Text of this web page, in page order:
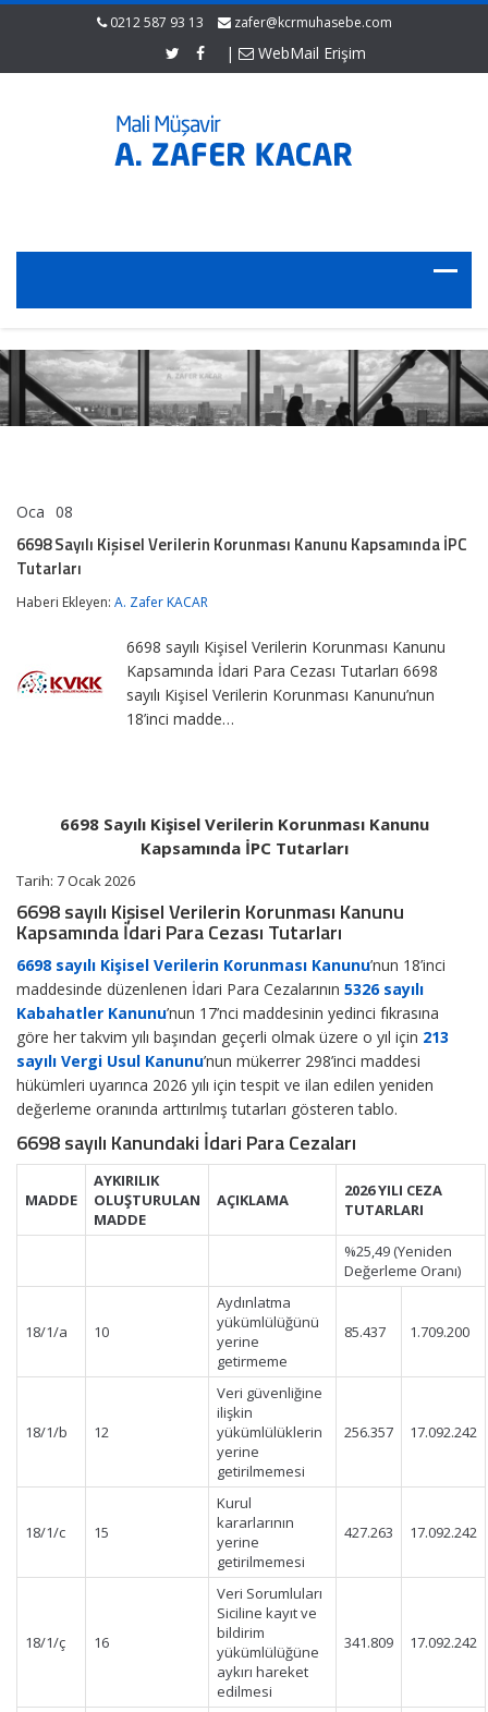
0212 587 93 13 zafer@kcrmuhasebe.com
| WebMail Erişim
Oca 08
Kişisel
Kanunu
için
6698 Sayılı Kişisel Verilerin Korunması Kanunu Kapsamında İPC
Tutarları
Haberi Ekleyen: A. Zafer KACAR
6698 sayılı Kişisel Verilerin Korunması Kanunu
Kapsamında İdari Para Cezası Tutarları 6698
sayılı Kişisel Verilerin Korunması Kanunu’nun
18’inci madde…
6698 Sayılı Kişisel Verilerin Korunması Kanunu
Kapsamında İPC Tutarları
Tarih: 7 Ocak 2026
6698 sayılı Kişisel Verilerin Korunması Kanunu
Kapsamında İdari Para Cezası Tutarları
6698 sayılı Kişisel Verilerin Korunması Kanunu’nun 18’inci
maddesinde düzenlenen İdari Para Cezalarının 5326 sayılı
Kabahatler Kanunu’nun 17’nci maddesinin yedinci fıkrasına
göre her takvim yılı başından geçerli olmak üzere o yıl için 213
sayılı Vergi Usul Kanunu’nun mükerrer 298’inci maddesi
hükümleri uyarınca 2026 yılı için tespit ve ilan edilen yeniden
değerleme oranında arttırılmış tutarları gösteren tablo.
6698 sayılı Kanundaki İdari Para Cezaları
MADDE
AYKIRILIK
OLUŞTURULAN
MADDE
AÇIKLAMA
2026 YILI CEZA
TUTARLARI
%25,49 (Yeniden
Değerleme Oranı)
18/1/a 10
Aydınlatma
yükümlülüğünü
yerine
getirmeme
85.437 1.709.200
18/1/b 12
Veri güvenliğine
ilişkin
yükümlülüklerin
yerine
getirilmemesi
256.357 17.092.242
18/1/c 15
Kurul
kararlarının
yerine
getirilmemesi
427.263 17.092.242
18/1/ç 16
Veri Sorumluları
Siciline kayıt ve
bildirim
yükümlülüğüne
aykırı hareket
edilmesi
341.809 17.092.242